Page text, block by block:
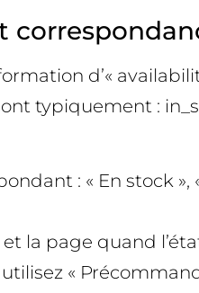
d’«
typiquement :
: « En stock
la page quand
«